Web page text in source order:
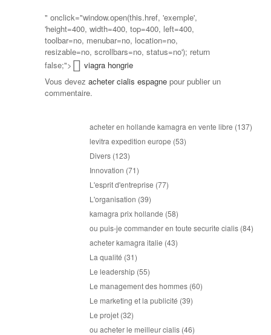
" onclick="window.open(this.href, 'exemple',
'height=400, width=400, top=400, left=400,
toolbar=no, menubar=no, location=no,
resizable=no, scrollbars=no, status=no'); return
false;">
viagra hongrie
Vous devez acheter cialis espagne pour publier un
commentaire.
acheter en hollande kamagra en vente libre (137)
levitra expedition europe (53)
Divers (123)
Innovation (71)
L'esprit d'entreprise (77)
L'organisation (39)
kamagra prix hollande (58)
ou puis-je commander en toute securite cialis (84)
acheter kamagra italie (43)
La qualité (31)
Le leadership (55)
Le management des hommes (60)
Le marketing et la publicité (39)
Le projet (32)
ou acheter le meilleur cialis (46)